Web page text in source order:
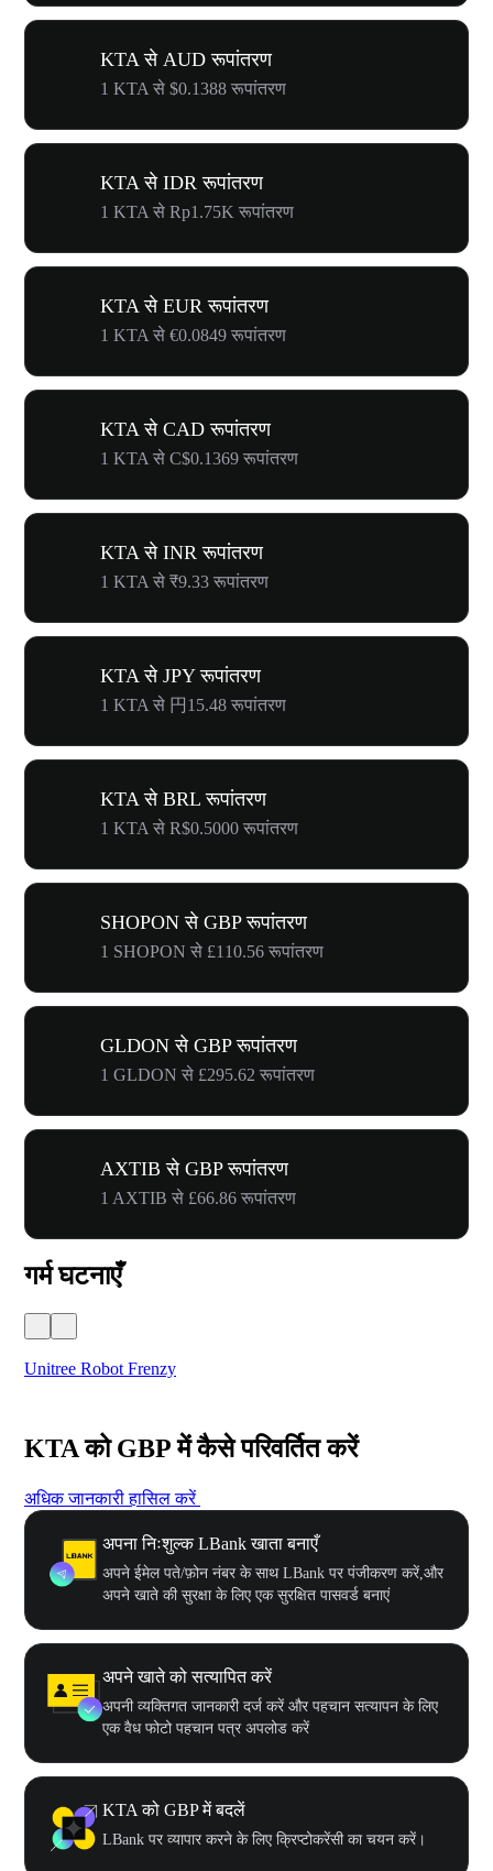
KTA से AUD रूपांतरण
1 KTA से $0.1388 रूपांतरण
KTA से IDR रूपांतरण
1 KTA से Rp1.75K रूपांतरण
KTA से EUR रूपांतरण
1 KTA से €0.0849 रूपांतरण
KTA से CAD रूपांतरण
1 KTA से C$0.1369 रूपांतरण
KTA से INR रूपांतरण
1 KTA से ₹9.33 रूपांतरण
KTA से JPY रूपांतरण
1 KTA से 円15.48 रूपांतरण
KTA से BRL रूपांतरण
1 KTA से R$0.5000 रूपांतरण
SHOPON से GBP रूपांतरण
1 SHOPON से £110.56 रूपांतरण
GLDON से GBP रूपांतरण
1 GLDON से £295.62 रूपांतरण
AXTIB से GBP रूपांतरण
1 AXTIB से £66.86 रूपांतरण
गर्म घटनाएँ
Unitree Robot Frenzy
KTA को GBP में कैसे परिवर्तित करें
अधिक जानकारी हासिल करें
अपना निःशुल्क LBank खाता बनाएँ
अपने ईमेल पते/फ़ोन नंबर के साथ LBank पर पंजीकरण करें,और
अपने खाते की सुरक्षा के लिए एक सुरक्षित पासवर्ड बनाएं
अपने खाते को सत्यापित करें
अपनी व्यक्तिगत जानकारी दर्ज करें और पहचान सत्यापन के लिए
एक वैध फोटो पहचान पत्र अपलोड करें
KTA को GBP में बदलें
LBank पर व्यापार करने के लिए क्रिप्टोकरेंसी का चयन करें।